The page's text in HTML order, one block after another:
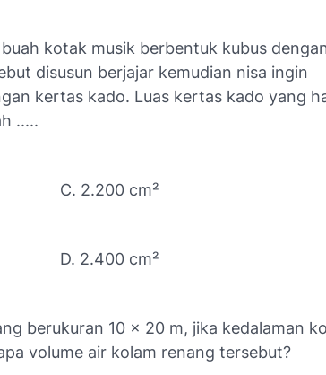
kotak musik berbentuk kubus
disusun berjajar kemudian nisa ingin
kertas kado. Luas kertas kado yang
.....
C. 2.200 cm²
D. 2.400 cm²
berukuran 10 × 20 m, jika kedalaman
volume air kolam renang tersebut?